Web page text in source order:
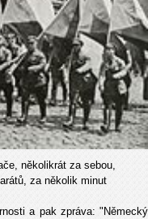
několikrát za sebou,
za několik minut
a pak zpráva: "Německý